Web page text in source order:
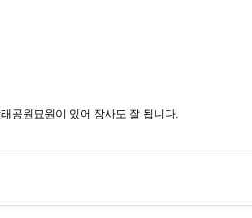
공원묘원이 있어 장사도 잘 됩니다.